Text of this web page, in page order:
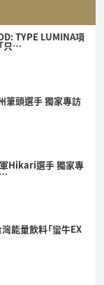
TYPE LUMINA項
只…
筆頭選手 獨家專訪
軍Hikari選手 獨家專
…
能量飲料「蠻牛EX